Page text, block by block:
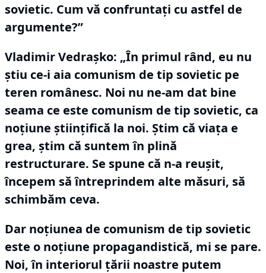
sovietic. Cum vă confruntaţi cu astfel de
argumente?”
Vladimir Vedraşko: „În primul rând, eu nu
ştiu ce-i aia comunism de tip sovietic pe
teren românesc. Noi nu ne-am dat bine
seama ce este comunism de tip sovietic, ca
noţiune ştiinţifică la noi. Ştim că viaţa e
grea, ştim că suntem în plină
restructurare. Se spune că n-a reuşit,
începem să întreprindem alte măsuri, să
schimbăm ceva.
Dar noţiunea de comunism de tip sovietic
este o noţiune propagandistică, mi se pare.
Noi, în interiorul ţării noastre putem